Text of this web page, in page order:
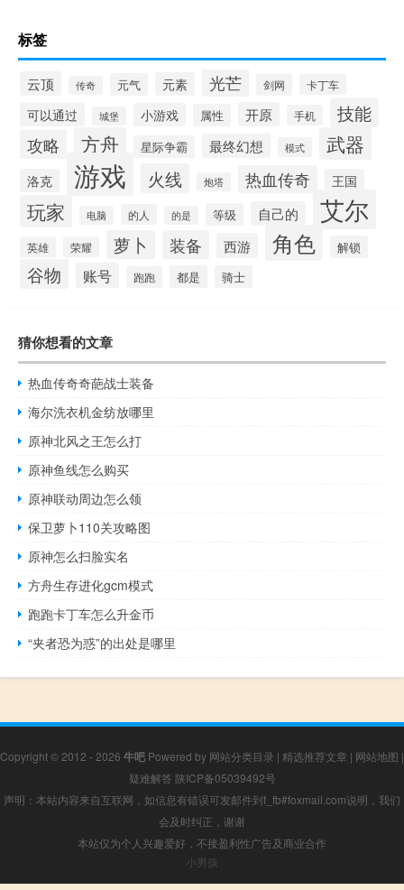
标签
云顶 传奇 元气 元素 光芒 剑网 卡丁车
可以通过 城堡 小游戏 属性 开原 手机
技能
攻略
方舟 星际争霸 最终幻想 模式 武器
洛克 游戏 火线 炮塔 热血传奇 王国
玩家 电脑 的人 的是 等级 自己的 艾尔
英雄 荣耀 萝卜 装备 西游 角色 解锁
谷物 账号 跑跑 都是 骑士
猜你想看的文章
热血传奇奇葩战士装备
海尔洗衣机金纺放哪里
原神北风之王怎么打
原神鱼线怎么购买
原神联动周边怎么领
保卫萝卜110关攻略图
原神怎么扫脸实名
方舟生存进化gcm模式
跑跑卡丁车怎么升金币
“夹者恐为惑”的出处是哪里
Copyright © 2012 - 2026 牛吧 Powered by 网站分类目录 | 精选推荐文章 | 网站地图 |
疑难解答 陕ICP备05039492号
声明：本站内容来自互联网，如信息有错误可发邮件到f_fb#foxmail.com说明，我们
会及时纠正，谢谢
本站仅为个人兴趣爱好，不接盈利性广告及商业合作
小男孩